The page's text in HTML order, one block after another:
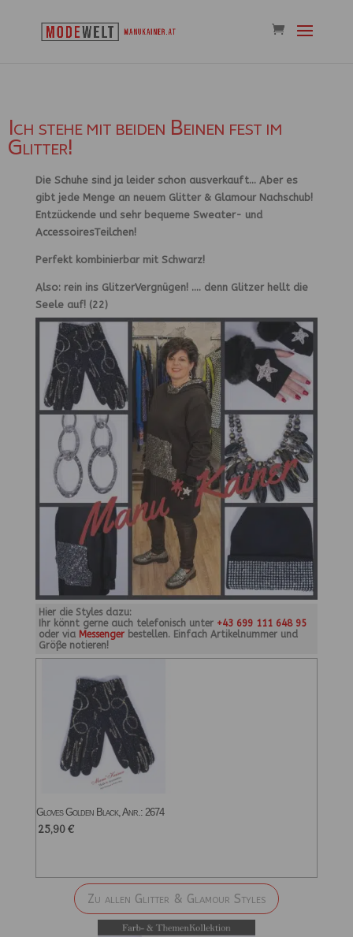
Ich stehe mit beiden Beinen fest im
Glitter!
Die Schuhe sind ja leider schon ausverkauft… Aber es
gibt jede Menge an neuem Glitter & Glamour Nachschub!
Entzückende und sehr bequeme Sweater- und
AccessoiresTeilchen!
Perfekt kombinierbar mit Schwarz!
Also: rein ins GlitzerVergnügen! …. denn Glitzer hellt die
Seele auf! (22)
Hier die Styles dazu:
Ihr könnt gerne auch telefonisch unter +43 699 111 648 95
oder via Messengerbestellen. Einfach Artikelnummer und
Größe notieren!
Gloves Golden Black, Anr.: 2674
25,90€
Zu allen Glitter & Glamour Styles